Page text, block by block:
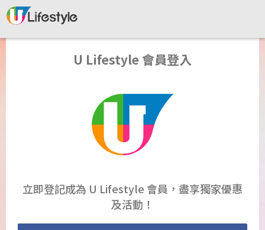
U Lifestyle 會員登入
立即登記成為 U Lifestyle 會員，盡享獨家優惠
及活動！